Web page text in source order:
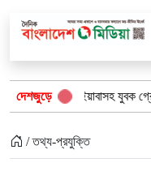
দেশজুড়ে
ইয়াবাসহ যুবক গ্রেপ্তার
/ তথ্য-প্রযুক্তি